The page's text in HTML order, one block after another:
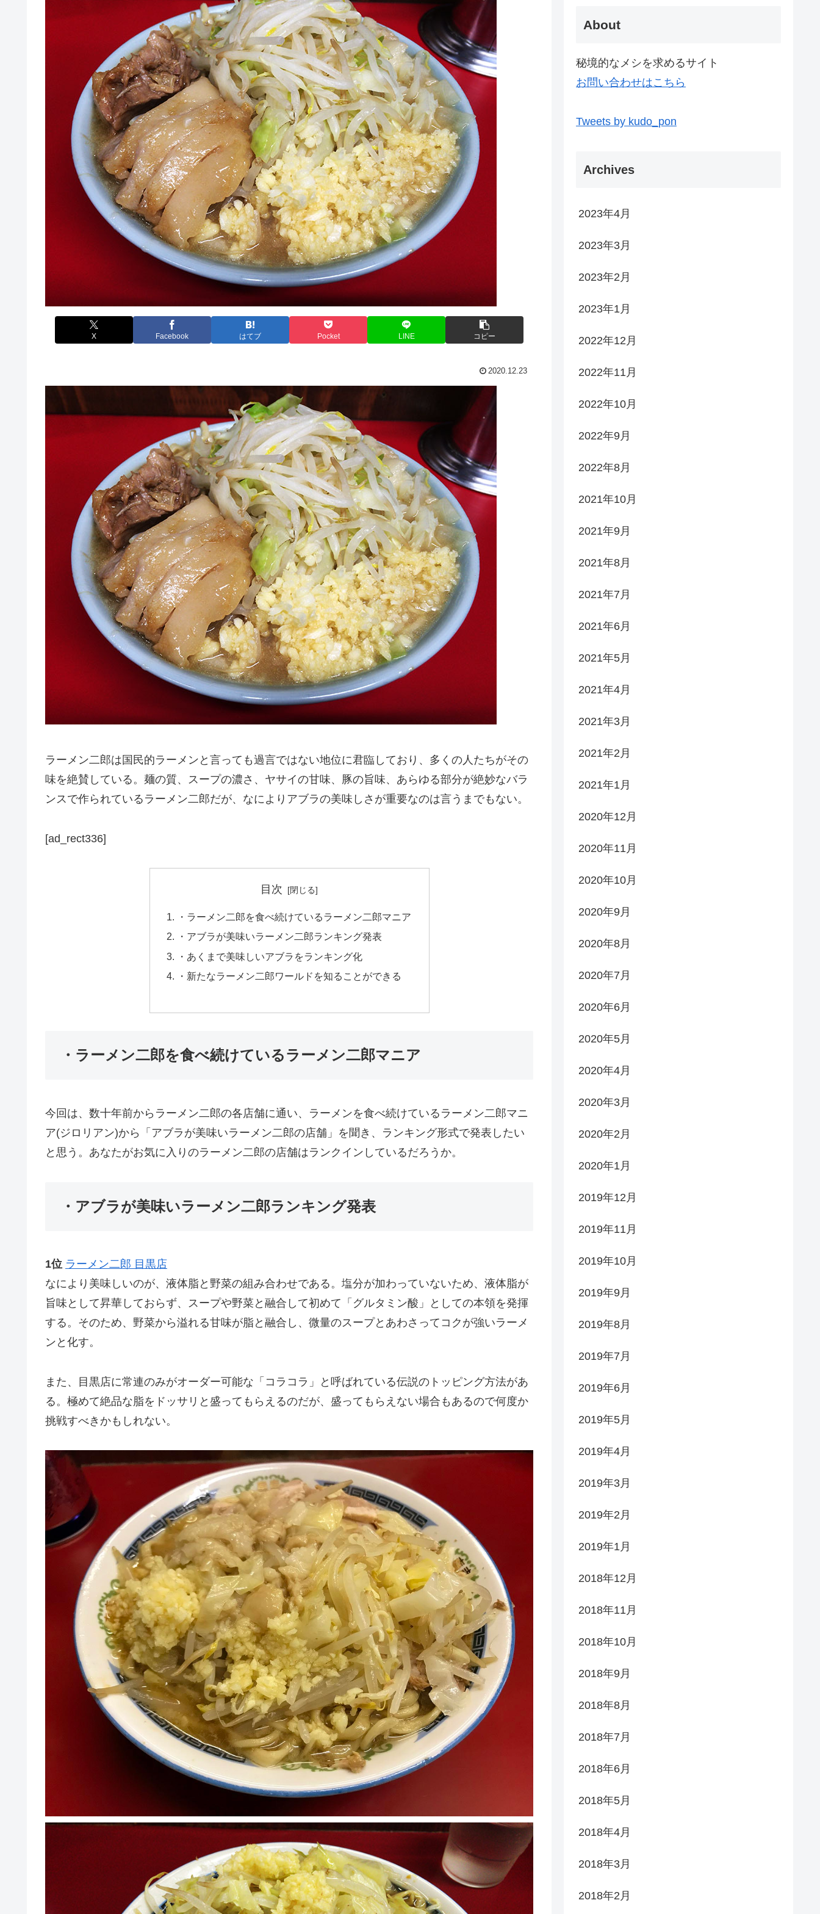
X Facebook はてブ Pocket LINE コピー
2020.12.23
ラーメン二郎は国民的ラーメンと言っても過言ではない地位に君臨しており、多くの人たちがその
味を絶賛している。麺の質、スープの濃さ、ヤサイの甘味、豚の旨味、あらゆる部分が絶妙なバラ
ンスで作られているラーメン二郎だが、なによりアブラの美味しさが重要なのは言うまでもない。
[ad_rect336]
目次
・ラーメン二郎を食べ続けているラーメン二郎マニア
・アブラが美味いラーメン二郎ランキング発表
・あくまで美味しいアブラをランキング化
・新たなラーメン二郎ワールドを知ることができる
・ラーメン二郎を食べ続けているラーメン二郎マニア
今回は、数十年前からラーメン二郎の各店舗に通い、ラーメンを食べ続けているラーメン二郎マニ
ア(ジロリアン)から「アブラが美味いラーメン二郎の店舗」を聞き、ランキング形式で発表したい
と思う。あなたがお気に入りのラーメン二郎の店舗はランクインしているだろうか。
・アブラが美味いラーメン二郎ランキング発表
1位 ラーメン二郎 目黒店
なにより美味しいのが、液体脂と野菜の組み合わせである。塩分が加わっていないため、液体脂が
旨味として昇華しておらず、スープや野菜と融合して初めて「グルタミン酸」としての本領を発揮
する。そのため、野菜から溢れる甘味が脂と融合し、微量のスープとあわさってコクが強いラーメ
ンと化す。
また、目黒店に常連のみがオーダー可能な「コラコラ」と呼ばれている伝説のトッピング方法があ
る。極めて絶品な脂をドッサリと盛ってもらえるのだが、盛ってもらえない場合もあるので何度か
挑戦すべきかもしれない。
About
秘境的なメシを求めるサイト
お問い合わせはこちら
Tweets by kudo_pon
Archives
2023年4月
2023年3月
2023年2月
2023年1月
2022年12月
2022年11月
2022年10月
2022年9月
2022年8月
2021年10月
2021年9月
2021年8月
2021年7月
2021年6月
2021年5月
2021年4月
2021年3月
2021年2月
2021年1月
2020年12月
2020年11月
2020年10月
2020年9月
2020年8月
2020年7月
2020年6月
2020年5月
2020年4月
2020年3月
2020年2月
2020年1月
2019年12月
2019年11月
2019年10月
2019年9月
2019年8月
2019年7月
2019年6月
2019年5月
2019年4月
2019年3月
2019年2月
2019年1月
2018年12月
2018年11月
2018年10月
2018年9月
2018年8月
2018年7月
2018年6月
2018年5月
2018年4月
2018年3月
2018年2月